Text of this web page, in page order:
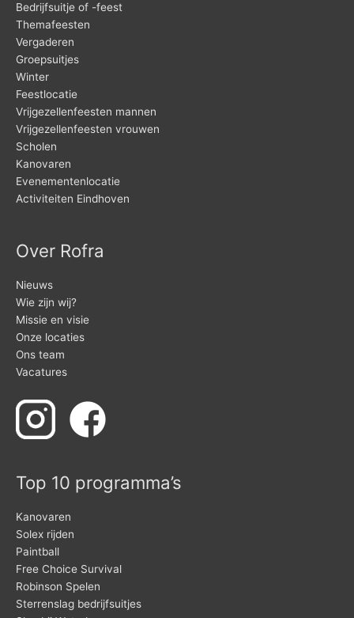
Bedrijfsuitje of -feest
Themafeesten
Vergaderen
Groepsuitjes
Winter
Feestlocatie
Vrijgezellenfeesten mannen
Vrijgezellenfeesten vrouwen
Scholen
Kanovaren
Evenementenlocatie
Activiteiten Eindhoven
Over Rofra
Nieuws
Wie zijn wij?
Missie en visie
Onze locaties
Ons team
Vacatures
Top 10 programma’s
Kanovaren
Solex rijden
Paintball
Free Choice Survival
Robinson Spelen
Sterrenslag bedrijfsuitjes